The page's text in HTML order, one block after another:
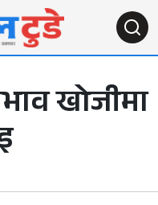
खोजीमा